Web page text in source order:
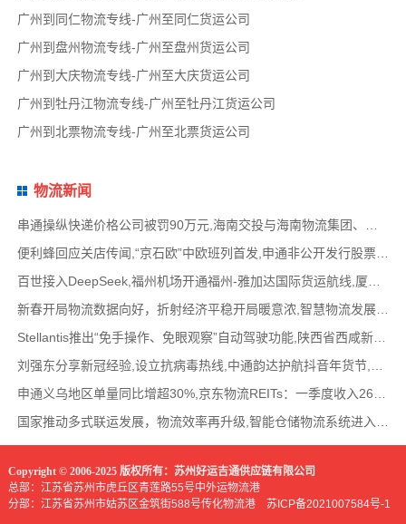
广州到同仁物流专线-广州至同仁货运公司
广州到盘州物流专线-广州至盘州货运公司
广州到大庆物流专线-广州至大庆货运公司
广州到牡丹江物流专线-广州至牡丹江货运公司
广州到北票物流专线-广州至北票货运公司
物流新闻
便利蜂回应关店传闻,“京石欧”中欧班列首发,申通非公开发行股票方案失效,老挝中通和老挝
百世接入DeepSeek,福州机场开通福州-雅加达国际货运航线,厦门拟立法保障网约配送员劳动权益
新春开局物流数据向好，折射经济平稳开局暖意浓,智慧物流发展迅猛，新一代信息技术深度融
Stellantis推出“免手操作、免眼观察”自动驾驶功能,陕西省西咸新区公示首批智能网联道路测试
Copyright © 2006-2025 版权所有：苏州好运吉通供应链有限公司
总部：江苏省苏州市虎丘区青莲路55号中外运物流港
分部：江苏省苏州市姑苏区金筑街588号传化物流港 苏ICP备2021007584号-1